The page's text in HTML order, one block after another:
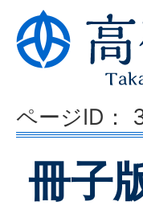
ページID：
冊子